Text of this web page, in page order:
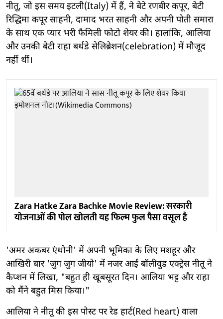
नीतू, जो इस समय इटली(Italy) में हैं, ने बेटे रणबीर कपूर, बेटी
रिद्धिमा कपूर साहनी, दामाद भरत साहनी और अपनी पोती समारा
के साथ एक प्यार भरी फैमिली फोटो शेयर की। हालांकि, आलिया
और उनकी बेटी राहा बर्थडे सेलिब्रेशन(celebration) में मौजूद
नहीं थीं।
Zara Hatke Zara Bachke Movie Review: सरकारी
योजनाओं की पोल खोलती यह फिल्म फुल पैसा वसूल है
'अमर अकबर एंथोनी' में अपनी भूमिका के लिए मशहूर और
आखिरी बार 'जुग जुग जीयो' में नजर आईं बॉलीवुड एक्ट्रेस नीतू ने
कैप्शन में लिखा, "बहुत ही खूबसूरत दिन। आलिया भट्ट और राहा
को मैंने बहुत मिस किया।"
आलिया ने नीतू की इस पोस्ट पर रेड हार्ट(Red heart) वाला